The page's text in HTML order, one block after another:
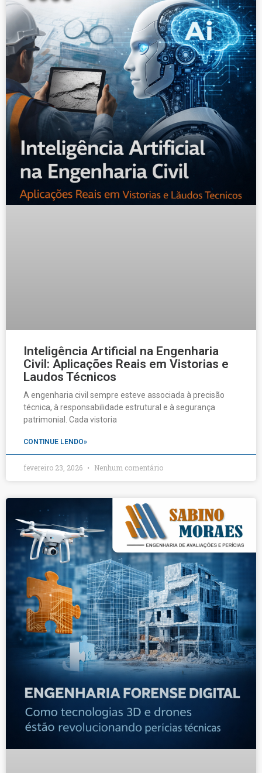
Inteligência Artificial na Engenharia
Civil: Aplicações Reais em Vistorias e
Laudos Técnicos
A engenharia civil sempre esteve associada à precisão
técnica, à responsabilidade estrutural e à segurança
patrimonial. Cada vistoria
CONTINUE LENDO»
fevereiro 23, 2026 Nenhum comentário